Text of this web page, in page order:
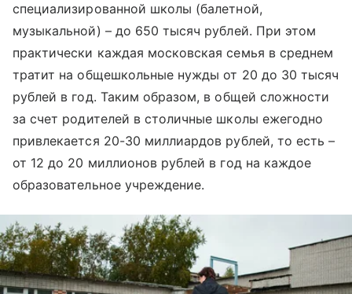
специализированной школы (балетной,
музыкальной) – до 650 тысяч рублей. При этом
практически каждая московская семья в среднем
тратит на общешкольные нужды от 20 до 30 тысяч
рублей в год. Таким образом, в общей сложности
за счет родителей в столичные школы ежегодно
привлекается 20-30 миллиардов рублей, то есть –
от 12 до 20 миллионов рублей в год на каждое
образовательное учреждение.